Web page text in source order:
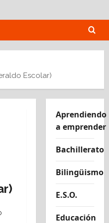
Escolar)
Aprendiendo
a emprender
Bachillerato
Bilingüismo
E.S.O.
Educación